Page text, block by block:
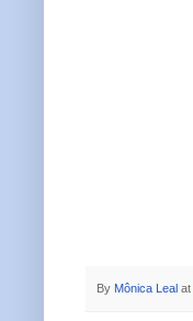
By Mônica Leal at